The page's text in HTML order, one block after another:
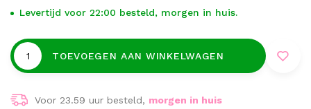
Levertijd voor 22:00 besteld, morgen in huis.
TOEVOEGEN AAN WINKELWAGEN
Voor 23.59 uur besteld, morgen in huis